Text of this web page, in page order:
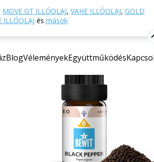
MOVE GT ILLÓOLAJ, VAHE ILLÓOLAJ, GOLD
ILLÓOLAJ és mások
BlogVéleményekEgyüttműködés
főoldalra Webáruház